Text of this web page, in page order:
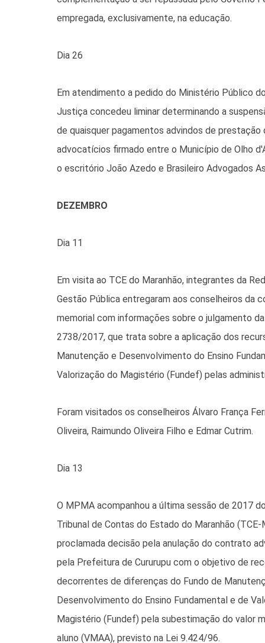
empregada, exclusivamente, na educação.
Dia 26
Em atendimento a pedido do Ministério Público
Justiça concedeu liminar determinando a
de quaisquer pagamentos advindos de prestação
advocatícios firmado entre o Município de Olho
o escritório João Azedo e Brasileiro Advogados
DEZEMBRO
Dia 11
Em visita ao TCE do Maranhão, integrantes da
Gestão Pública entregaram aos conselheiros da
memorial com informações sobre o julgamento
2738/2017, que trata sobre a aplicação dos
Manutenção e Desenvolvimento do Ensino
Valorização do Magistério (Fundef) pelas
Foram visitados os conselheiros Álvaro França
Oliveira, Raimundo Oliveira Filho e Edmar Cutrim.
Dia 13
O MPMA acompanhou a última sessão de 2017
Tribunal de Contas do Estado do Maranhão
proclamada decisão pela anulação do contrato
pela Prefeitura de Cururupu com o objetivo de
decorrentes de diferenças do Fundo de
Desenvolvimento do Ensino Fundamental e de
Magistério (Fundef) pela subestimação do valor
aluno (VMAA), previsto na Lei 9.424/96.